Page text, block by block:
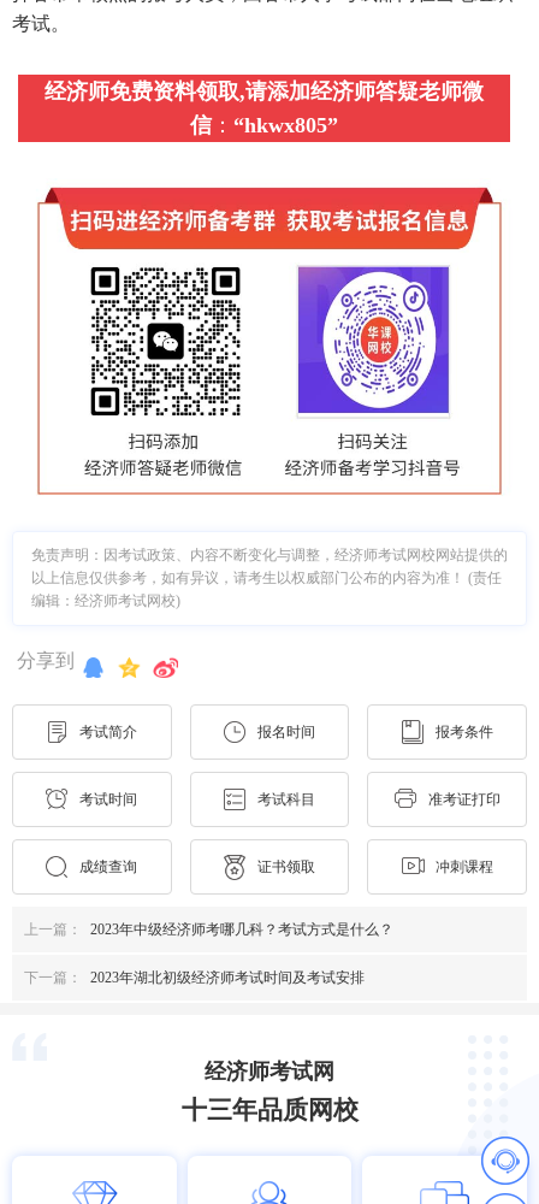
考试。
经济师免费资料领取,请添加经济师答疑老师微
信： “hkwx805”
免责声明：因考试政策、内容不断变化与调整，经济师考试网校网站提供的
以上信息仅供参考，如有异议，请考生以权威部门公布的内容为准！ (责任
编辑：经济师考试网校)
分享到
考试简介 报名时间 报考条件
考试时间 考试科目 准考证打印
成绩查询 证书领取 冲刺课程
上一篇： 2023年中级经济师考哪几科？考试方式是什么？
下一篇： 2023年湖北初级经济师考试时间及考试安排
经济师考试网
十三年品质网校